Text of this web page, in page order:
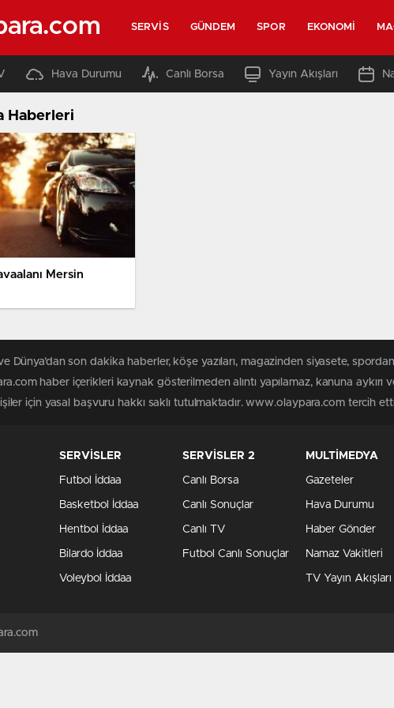
SERVIS GÜNDEM SPOR EKONOMI
Hava Durumu Canlı Borsa Yayın Akışları
Haberleri
Mersin
Dünya’dan son dakika haberler, köşe yazıları, magazinden siyasete,
haber içerikleri kaynak gösterilmeden alıntı yapılamaz, kanuna aykırı
için yasal başvuru hakkı saklı tutulmaktadır. www.olaypara.com tercih
SERVİSLER
Futbol İddaa
Basketbol İddaa
Hentbol İddaa
Bilardo İddaa
Voleybol İddaa
SERVİSLER 2
Canlı Borsa
Canlı Sonuçlar
Canlı TV
Futbol Canlı Sonuçlar
MULTİMEDYA
Gazeteler
Hava Durumu
Haber Gönder
Namaz Vakitleri
TV Yayın Akışları